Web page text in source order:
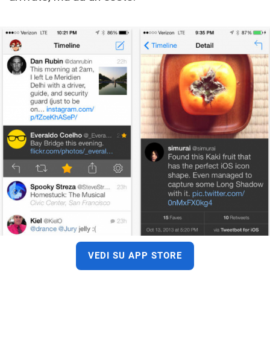
VEDI SU APP STORE